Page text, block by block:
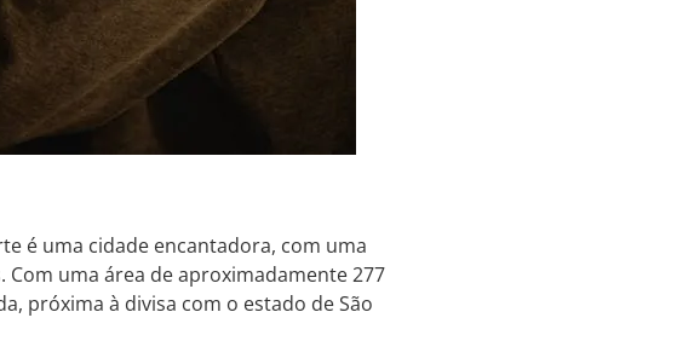
é uma cidade encantadora, com uma
uma área de aproximadamente 277
próxima à divisa com o estado de São